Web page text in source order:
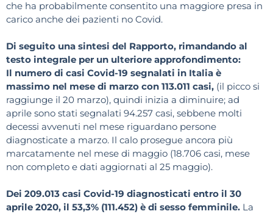
che ha probabilmente consentito una maggiore presa in
carico anche dei pazienti no Covid.
Di seguito una sintesi del Rapporto, rimandando al
testo integrale per un ulteriore approfondimento:
Il numero di casi Covid-19 segnalati in Italia è
massimo nel mese di marzo con 113.011 casi, (il picco si
raggiunge il 20 marzo), quindi inizia a diminuire; ad
aprile sono stati segnalati 94.257 casi, sebbene molti
decessi avvenuti nel mese riguardano persone
diagnosticate a marzo. Il calo prosegue ancora più
marcatamente nel mese di maggio (18.706 casi, mese
non completo e dati aggiornati al 25 maggio).
Dei 209.013 casi Covid-19 diagnosticati entro il 30
aprile 2020, il 53,3% (111.452) è di sesso femminile. La